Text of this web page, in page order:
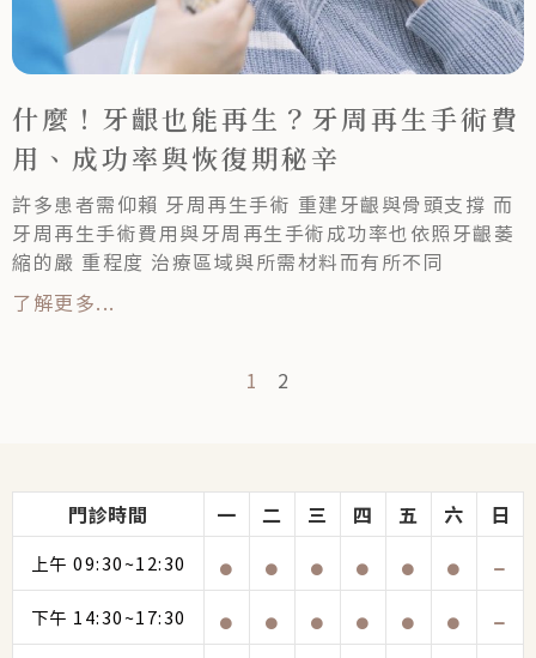
什麼！牙齦也能再生？牙周再生手術費
用、成功率與恢復期秘辛
許多患者需仰賴 牙周再生手術 重建牙齦與骨頭支撐 而
牙周再生手術費用與牙周再生手術成功率也依照牙齦萎
縮的嚴 重程度 治療區域與所需材料而有所不同
了解更多...
1 2
門診時間 一 二 三 四 五 六 日
上午 09:30~12:30
下午 14:30~17:30